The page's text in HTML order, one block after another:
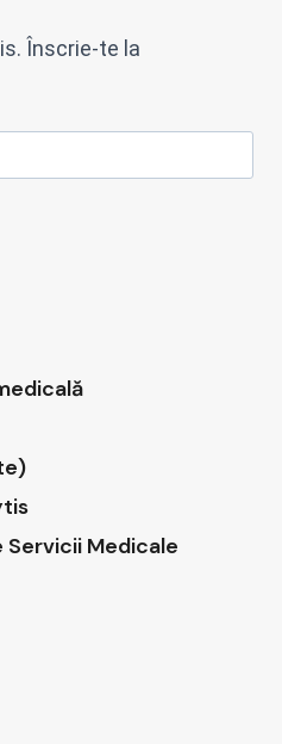
Înscrie-te la
Medicale